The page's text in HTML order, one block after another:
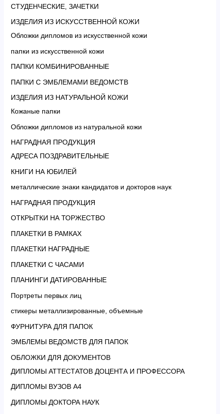
СТУДЕНЧЕСКИЕ, ЗАЧЕТКИ
ИЗДЕЛИЯ ИЗ ИСКУССТВЕННОЙ КОЖИ
Обложки дипломов из искусственной кожи
папки из искусственной кожи
ПАПКИ КОМБИНИРОВАННЫЕ
ПАПКИ С ЭМБЛЕМАМИ ВЕДОМСТВ
ИЗДЕЛИЯ ИЗ НАТУРАЛЬНОЙ КОЖИ
Кожаные папки
Обложки дипломов из натуральной кожи
НАГРАДНАЯ ПРОДУКЦИЯ
АДРЕСА ПОЗДРАВИТЕЛЬНЫЕ
КНИГИ НА ЮБИЛЕЙ
металлические знаки кандидатов и докторов наук
НАГРАДНАЯ ПРОДУКЦИЯ
ОТКРЫТКИ НА ТОРЖЕСТВО
ПЛАКЕТКИ В РАМКАХ
ПЛАКЕТКИ НАГРАДНЫЕ
ПЛАКЕТКИ С ЧАСАМИ
ПЛАНИНГИ ДАТИРОВАННЫЕ
Портреты первых лиц
стикеры металлизированные, объемные
ФУРНИТУРА ДЛЯ ПАПОК
ЭМБЛЕМЫ ВЕДОМСТВ ДЛЯ ПАПОК
ОБЛОЖКИ ДЛЯ ДОКУМЕНТОВ
ДИПЛОМЫ АТТЕСТАТОВ ДОЦЕНТА И ПРОФЕССОРА
ДИПЛОМЫ ВУЗОВ А4
ДИПЛОМЫ ДОКТОРА НАУК